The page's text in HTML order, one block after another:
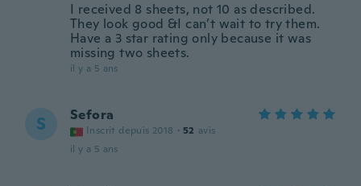
I received 8 sheets, not 10 as described.
They look good &I can’t wait to try them.
Have a 3 star rating only because it was
missing two sheets.
il y a 5 ans
S Sefora
Inscrit depuis 2018 · 52 avis
il y a 5 ans